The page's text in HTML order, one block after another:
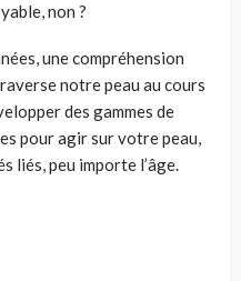
non ?
une compréhension
notre peau au cours
des gammes de
pour agir sur votre peau,
liés, peu importe l’âge.